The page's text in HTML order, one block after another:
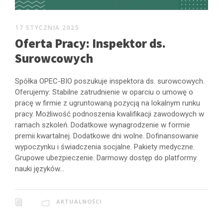
17 STYCZNIA 2025
Oferta Pracy: Inspektor ds.
Surowcowych
Spółka OPEC-BIO poszukuje inspektora ds. surowcowych.
Oferujemy: Stabilne zatrudnienie w oparciu o umowę o
pracę w firmie z ugruntowaną pozycją na lokalnym runku
pracy. Możliwość podnoszenia kwalifikacji zawodowych w
ramach szkoleń. Dodatkowe wynagrodzenie w formie
premii kwartalnej. Dodatkowe dni wolne. Dofinansowanie
wypoczynku i świadczenia socjalne. Pakiety medyczne.
Grupowe ubezpieczenie. Darmowy dostęp do platformy
nauki języków...
AKTUALNOŚCI